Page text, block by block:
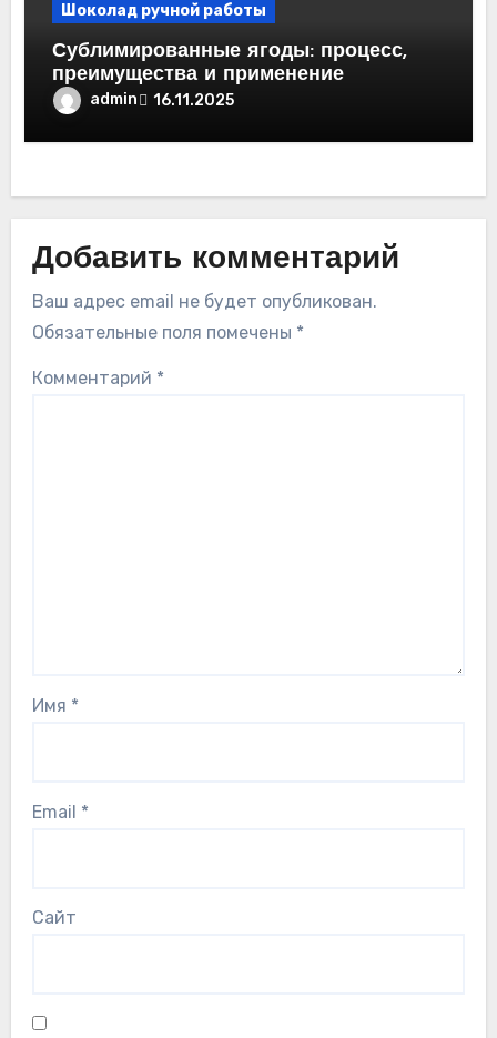
Шоколад ручной работы
Сублимированные ягоды: процесс,
преимущества и применение
admin 16.11.2025
Добавить комментарий
Ваш адрес email не будет опубликован.
Обязательные поля помечены *
Комментарий *
Имя *
Email *
Сайт